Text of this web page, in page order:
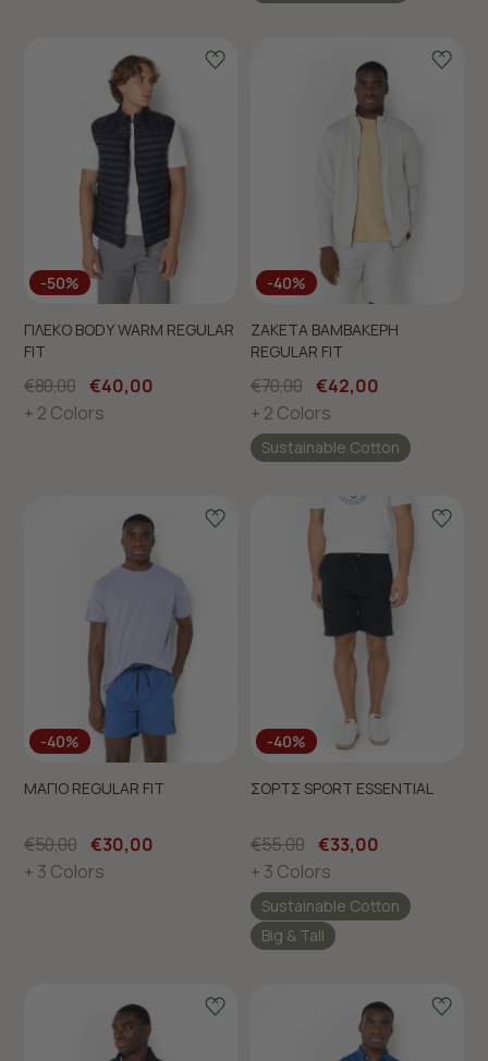
-50%
ΓΙΛΕΚΟ BODY WARM REGULAR
FIT
€80,00 €40,00
+ 2 Colors
-40%
ΖΑΚΕΤΑ ΒΑΜΒΑΚΕΡΗ
REGULAR FIT
€70,00 €42,00
+ 2 Colors
Sustainable Cotton
-40%
ΜΑΓΙΟ REGULAR FIT
€50,00 €30,00
+ 3 Colors
-40%
ΣΟΡΤΣ SPORT ESSENTIAL
€55,00 €33,00
+ 3 Colors
Sustainable Cotton
Big & Tall